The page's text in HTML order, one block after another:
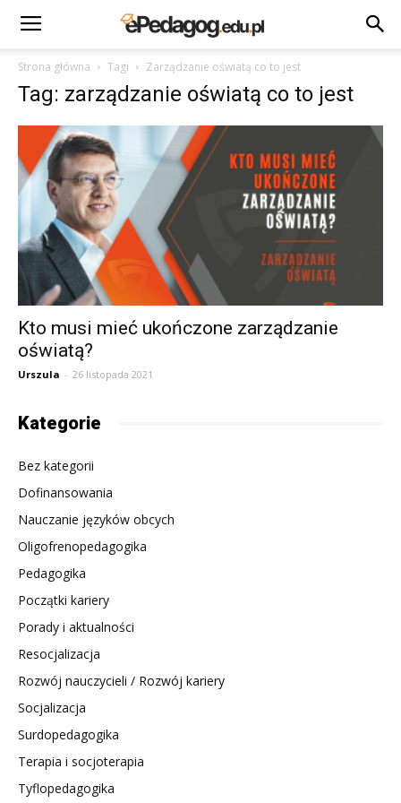
Strona główna Tagi Zarządzanie oświatą co to jest
Tag: zarządzanie oświatą co to jest
Kto musi mieć ukończone zarządzanie
oświatą?
Urszula - 26 listopada 2021
Kategorie
Bez kategorii
Dofinansowania
Nauczanie języków obcych
Oligofrenopedagogika
Pedagogika
Początki kariery
Porady i aktualności
Resocjalizacja
Rozwój nauczycieli / Rozwój kariery
Socjalizacja
Surdopedagogika
Terapia i socjoterapia
Tyflopedagogika